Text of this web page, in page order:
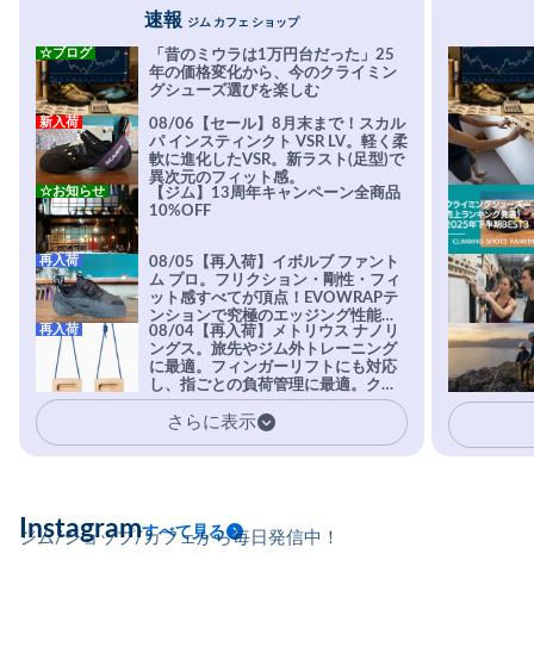
速報 ジム カフェ ショップ
「昔のミウラは1万円台だった」25
年の価格変化から、今のクライミン
グシューズ選びを楽しむ
☆ブログ
08/06【セール】8月末まで！スカル
パ インスティンクト VSR LV。軽く柔
軟に進化したVSR。新ラスト(足型)で
異次元のフィット感。
新入荷
【ジム】13周年キャンペーン全商品
10%OFF
☆お知らせ
08/05【再入荷】イボルブ ファント
ム プロ。フリクション・剛性・フィ
ット感すべてが頂点！EVOWRAPテ
ンションで究極のエッジング性能を
実現。進化系ラバーEvo-74はTRAX
を凌駕する粘着力で極小ホールドに
安心感。
再入荷
08/04【再入荷】メトリウス ナノリ
ングス。旅先やジム外トレーニング
に最適。フィンガーリフトにも対応
し、指ごとの負荷管理に最適。クラ
イマーの指を本気で鍛えるギア。
再入荷
さらに表示
ジム/ショップ/カフェから毎日発信中！
Instagramすべて見る